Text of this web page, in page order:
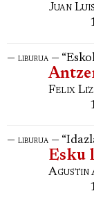
Juan
— liburua —
Felix
— liburua —
Esku
Agustin